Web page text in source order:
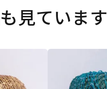
見ています